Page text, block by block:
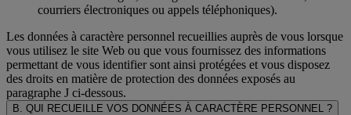
courriers électroniques ou appels téléphoniques).
Les données à caractère personnel recueillies auprès de vous lorsque
vous utilisez le site Web ou que vous fournissez des informations
permettant de vous identifier sont ainsi protégées et vous disposez
des droits en matière de protection des données exposés au
paragraphe J ci-dessous.
B. QUI RECUEILLE VOS DONNÉES À CARACTÈRE PERSONNEL ?